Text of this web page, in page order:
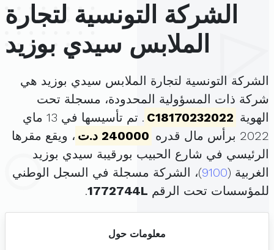
الشركة التونسية لتجارة
الملابس سيدي بوزيد
الشركة التونسية لتجارة الملابس سيدي بوزيد هي
شركة ذات المسؤولية المحدودة، مسجلة تحت
الهوية C18170232022
. تم تأسيسها في 13 ماي
2022 برأس مال قدره
240000 د.ت
، ويقع مقرها
الرئيسي في شارع الحبيب بورقيبة سيدي بوزيد
الغربية (9100)، الشركة مسجلة في السجل الوطني
للمؤسسات تحت الرقم 1772744L
.
معلومات حول